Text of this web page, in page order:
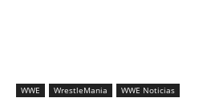
WWE WrestleMania WWE Noticias